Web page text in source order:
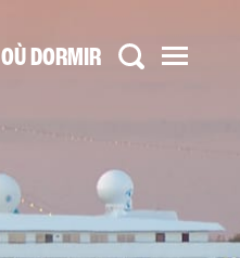
OÙ DORMIR